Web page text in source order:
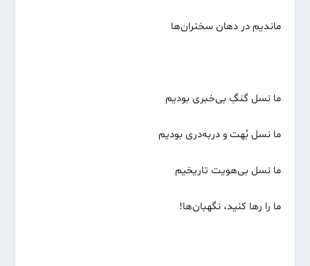
ماندیم در دهان سخنران‌ها
ما نسل گنگِ بی‌خبری بودیم
ما نسل بُهت و دربه‌دری بودیم
ما نسل بی‌هویت تاریخیم
ما را رها کنید، نگهبان‌ها!